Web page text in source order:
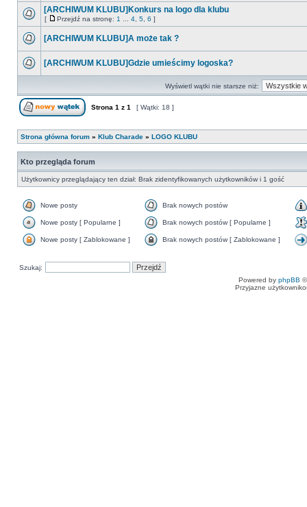
[ARCHIWUM KLUBU]Konkurs na logo dla klubu
[ Przejdź na stronę: 1 4 5 6 ]
[ARCHIWUM KLUBU]A może tak ?
[ARCHIWUM KLUBU]Gdzie umieścimy logoska?
Wyświetl wątki nie starsze niż:
Strona 1 z 1 [ Wątki: 18 ]
Strona główna forum » Klub Charade » LOGO KLUBU
Kto przegląda forum
Użytkownicy przeglądający ten dział: Brak zidentyfikowanych użytkowników i 1 gość
Nowe posty Brak nowych postów
Nowe posty [ Popularne ] Brak nowych postów [ Popularne ]
Nowe posty [ Zablokowane ] Brak nowych postów [ Zablokowane ]
Szukaj:
Powered by phpBB
Przyjazne